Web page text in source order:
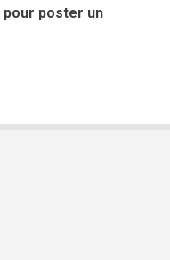
pour poster un